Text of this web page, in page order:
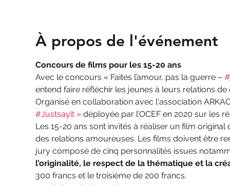
À propos de l'événement
Concours de films pour les 15-20 ans
Avec le concours « Faites l’amour, pas la guerre –
entend faire réfléchir les jeunes à leurs relations de
Organisé en collaboration avec l'association
#Justsayit » déployée par l’OCEF en 2020 sur les
Les 15-20 ans sont invités à réaliser un film original
des relations amoureuses. Les films doivent être
jury composé de cinq personnalités issues
l’originalité, le respect de la thématique et la
300 francs et le troisième de 200 francs.